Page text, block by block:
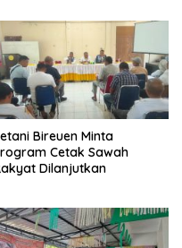
Bireuen Minta
Cetak Sawah
Dilanjutkan